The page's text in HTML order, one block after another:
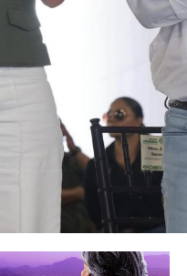
Ruth González